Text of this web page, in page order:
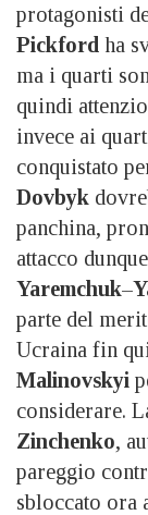
protagonisti
Pickford ha
ma i quarti
quindi
invece ai
conquistato
Dovbyk
panchina,
attacco
Yaremchuk–
parte del
Ucraina fin
Malinovskyi
considerare.
Zinchenko,
pareggio
sbloccato ora